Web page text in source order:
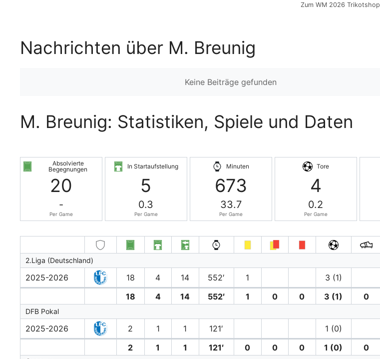
Zum WM 2026 Trikotshop
Nachrichten über M. Breunig
Keine Beiträge gefunden
M. Breunig: Statistiken, Spiele und Daten
Absolvierte
Begegnungen
20
-
Per Game
In Startaufstellung
5
0.3
Per Game
Minuten
673
33.7
Per Game
Tore
4
0.2
Per Game
2.Liga (Deutschland)
2025-2026 18 4 14 552′ 1 3 (1)
18 4 14 552′ 1 0 0 3 (1) 0
DFB Pokal
2025-2026 2 1 1 121′ 1 (0)
2 1 1 121′ 0 0 0 1 (0) 0